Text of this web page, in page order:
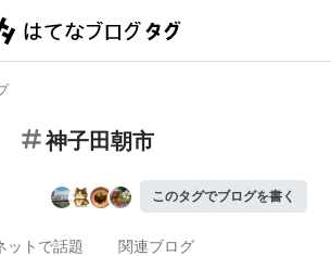
神子田朝市
このタグでブログを書く
ットで話題 関連ブログ